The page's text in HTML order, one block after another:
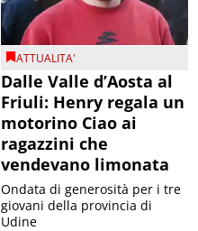
ATTUALITA'
Dalle Valle d’Aosta al
Friuli: Henry regala un
motorino Ciao ai
ragazzini che
vendevano limonata
Ondata di generosità per i tre
giovani della provincia di
Udine